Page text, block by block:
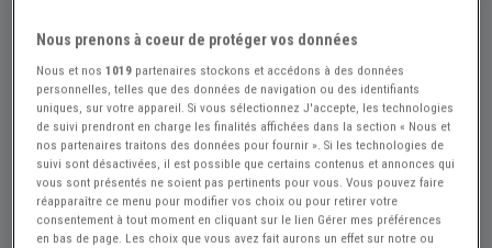
Réf : A869644 Actualisée le : 05/08/2026
HARLEY DAVIDSON Softail Custum -
1990
Créer une alerte HARLEY DAVIDSON So...
Nous prenons à coeur de protéger vos données
Nous et nos1019 partenaires stockons et accédons à des données
personnelles, telles que des données de navigation ou des identifiants
uniques, sur votre appareil. Si vous sélectionnez J'accepte, les technologies
de suivi prendront en charge les finalités affichées dans la section « Nous et
nos partenaires traitons des données pour fournir ». Si les technologies de
suivi sont désactivées, il est possible que certains contenus et annonces qui
vous sont présentés ne soient pas pertinents pour vous. Vous pouvez faire
réapparaître ce menu pour modifier vos choix ou pour retirer votre
consentement à tout moment en cliquant sur le lien Gérer mes préférences
en bas de page. Les choix que vous avez fait aurons un effet sur notre ou